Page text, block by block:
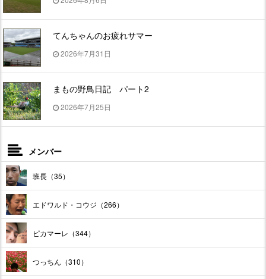
てんちゃんのお疲れサマー
2026年7月31日
まもの野鳥日記 パート2
2026年7月25日
メンバー
班長（35）
エドワルド・コウジ（266）
ピカマーレ（344）
つっちん（310）